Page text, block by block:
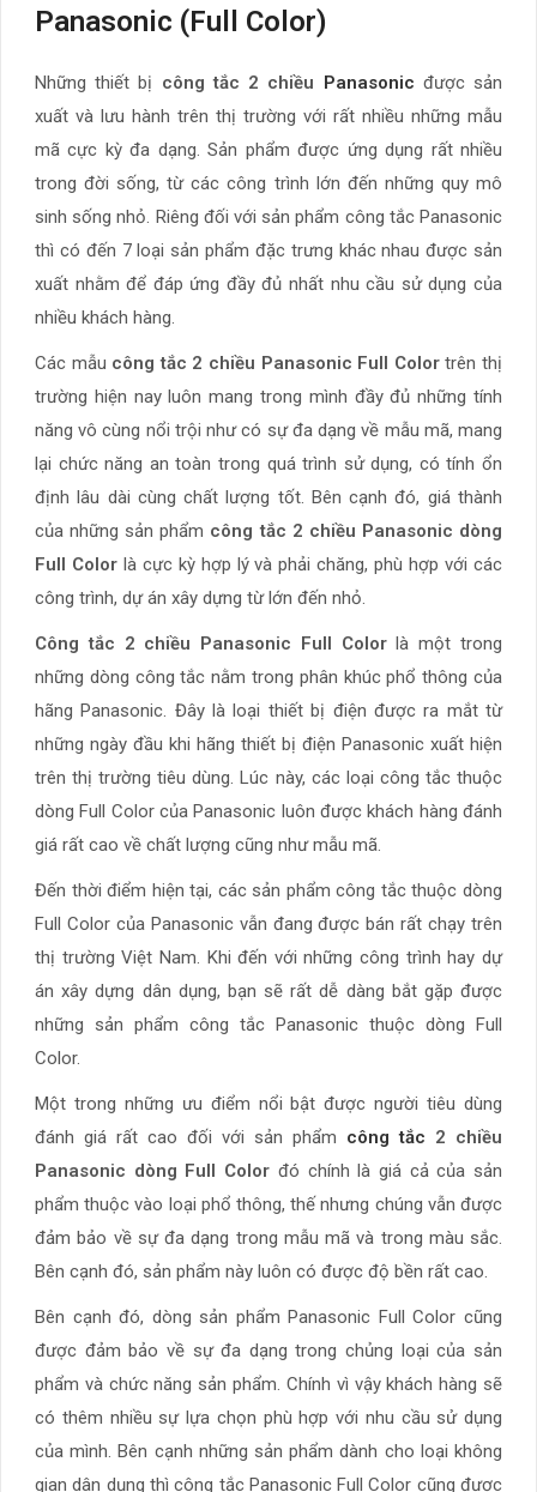
Panasonic (Full Color)
Những thiết bị công tắc 2 chiều Panasonic được sản
xuất và lưu hành trên thị trường với rất nhiều những mẫu
mã cực kỳ đa dạng. Sản phẩm được ứng dụng rất nhiều
trong đời sống, từ các công trình lớn đến những quy mô
sinh sống nhỏ. Riêng đối với sản phẩm công tắc Panasonic
thì có đến 7 loại sản phẩm đặc trưng khác nhau được sản
xuất nhằm để đáp ứng đầy đủ nhất nhu cầu sử dụng của
nhiều khách hàng.
Các mẫu công tắc 2 chiều Panasonic Full Colortrên thị
trường hiện nay luôn mang trong mình đầy đủ những tính
năng vô cùng nổi trội như có sự đa dạng về mẫu mã, mang
lại chức năng an toàn trong quá trình sử dụng, có tính ổn
định lâu dài cùng chất lượng tốt. Bên cạnh đó, giá thành
của những sản phẩm công tắc 2 chiều Panasonic dòng
Full Colorlà cực kỳ hợp lý và phải chăng, phù hợp với các
công trình, dự án xây dựng từ lớn đến nhỏ.
Công tắc 2 chiều Panasonic Full Colorlà một trong
những dòng công tắc nằm trong phân khúc phổ thông của
hãng Panasonic. Đây là loại thiết bị điện được ra mắt từ
những ngày đầu khi hãng thiết bị điện Panasonic xuất hiện
trên thị trường tiêu dùng. Lúc này, các loại công tắc thuộc
dòng Full Color của Panasonic luôn được khách hàng đánh
giá rất cao về chất lượng cũng như mẫu mã.
Đến thời điểm hiện tại, các sản phẩm công tắc thuộc dòng
Full Color của Panasonic vẫn đang được bán rất chạy trên
thị trường Việt Nam. Khi đến với những công trình hay dự
án xây dựng dân dụng, bạn sẽ rất dễ dàng bắt gặp được
những sản phẩm công tắc Panasonic thuộc dòng Full
Color.
Một trong những ưu điểm nổi bật được người tiêu dùng
đánh giá rất cao đối với sản phẩm công tắc 2 chiều
Panasonic dòng Full Color đó chính là giá cả của sản
phẩm thuộc vào loại phổ thông, thế nhưng chúng vẫn được
đảm bảo về sự đa dạng trong mẫu mã và trong màu sắc.
Bên cạnh đó, sản phẩm này luôn có được độ bền rất cao.
Bên cạnh đó, dòng sản phẩm Panasonic Full Color cũng
được đảm bảo về sự đa dạng trong chủng loại của sản
phẩm và chức năng sản phẩm. Chính vì vậy khách hàng sẽ
có thêm nhiều sự lựa chọn phù hợp với nhu cầu sử dụng
của mình. Bên cạnh những sản phẩm dành cho loại không
gian dân dụng thì công tắc Panasonic Full Color cũng được